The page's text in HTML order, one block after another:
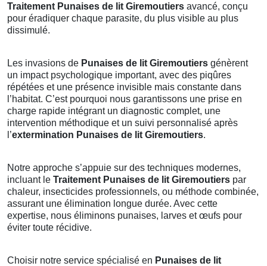
Traitement Punaises de lit Giremoutiers avancé, conçu
pour éradiquer chaque parasite, du plus visible au plus
dissimulé.
Les invasions de Punaises de lit Giremoutiers génèrent
un impact psychologique important, avec des piqûres
répétées et une présence invisible mais constante dans
l’habitat. C’est pourquoi nous garantissons une prise en
charge rapide intégrant un diagnostic complet, une
intervention méthodique et un suivi personnalisé après
l’extermination Punaises de lit Giremoutiers.
Notre approche s’appuie sur des techniques modernes,
incluant le Traitement Punaises de lit Giremoutiers par
chaleur, insecticides professionnels, ou méthode combinée,
assurant une élimination longue durée. Avec cette
expertise, nous éliminons punaises, larves et œufs pour
éviter toute récidive.
Choisir notre service spécialisé en Punaises de lit